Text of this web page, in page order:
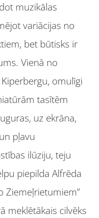
muzikālas
variācijas no
bet būtisks ir
Vienā no
omulīgi
tasītēm
uz ekrāna,
pļavu
ilūziju, teju
piepilda Alfrēda
Ziemeļrietumiem”
meklētākais cilvēks